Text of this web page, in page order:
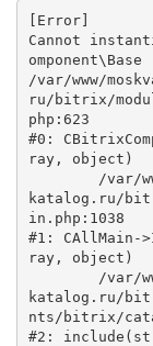
[Error]
Cannot
omponent\Base
/var/www/
ru/bitrix/
php:623
#0:
ray, object)
katalog.ru/
in.php:1038
#1: CAllMain-
ray, object)
katalog.ru/
nts/bitrix/
#2: